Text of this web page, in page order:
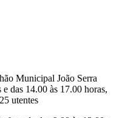
Municipal João Serra
das 14.00 às 17.00 horas,
utentes